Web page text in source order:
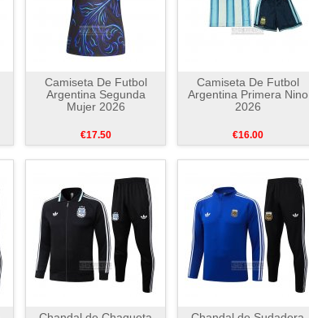
Camiseta De Futbol
Argentina Segunda
Mujer 2026
€17.50
Camiseta De Futbol
Argentina Primera Nino
2026
€16.00